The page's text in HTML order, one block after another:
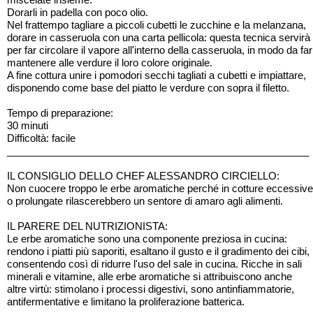
Dorarli in padella con poco olio.
Nel frattempo tagliare a piccoli cubetti le zucchine e la melanzana,
dorare in casseruola con una carta pellicola: questa tecnica servirà
per far circolare il vapore all'interno della casseruola, in modo da far
mantenere alle verdure il loro colore originale.
A fine cottura unire i pomodori secchi tagliati a cubetti e impiattare,
disponendo come base del piatto le verdure con sopra il filetto.
Tempo di preparazione:
30 minuti
Difficoltà: facile
IL CONSIGLIO DELLO CHEF ALESSANDRO CIRCIELLO:
Non cuocere troppo le erbe aromatiche perché in cotture eccessive
o prolungate rilascerebbero un sentore di amaro agli alimenti.
IL PARERE DEL NUTRIZIONISTA:
Le erbe aromatiche sono una componente preziosa in cucina:
rendono i piatti più saporiti, esaltano il gusto e il gradimento dei cibi,
consentendo così di ridurre l'uso del sale in cucina. Ricche in sali
minerali e vitamine, alle erbe aromatiche si attribuiscono anche
altre virtù: stimolano i processi digestivi, sono antinfiammatorie,
antifermentative e limitano la proliferazione batterica.